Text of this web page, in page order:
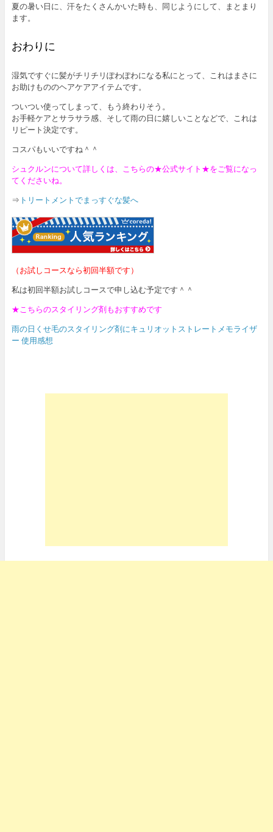
夏の暑い日に、汗をたくさんかいた時も、同じようにして、まとまり
ます。
おわりに
湿気ですぐに髪がチリチリぽわぽわになる私にとって、これはまさに
お助けもののヘアケアアイテムです。
ついつい使ってしまって、もう終わりそう。
お手軽ケアとサラサラ感、そして雨の日に嬉しいことなどで、これは
リピート決定です。
コスパもいいですね＾＾
シュクルンについて詳しくは、こちらの★公式サイト★をご覧になっ
てくださいね。
⇒ トリートメントでまっすぐな髪へ
（お試しコースなら初回半額です）
私は初回半額お試しコースで申し込む予定です＾＾
★こちらのスタイリング剤もおすすめです
雨の日くせ毛のスタイリング剤にキュリオットストレートメモライザ
ー 使用感想